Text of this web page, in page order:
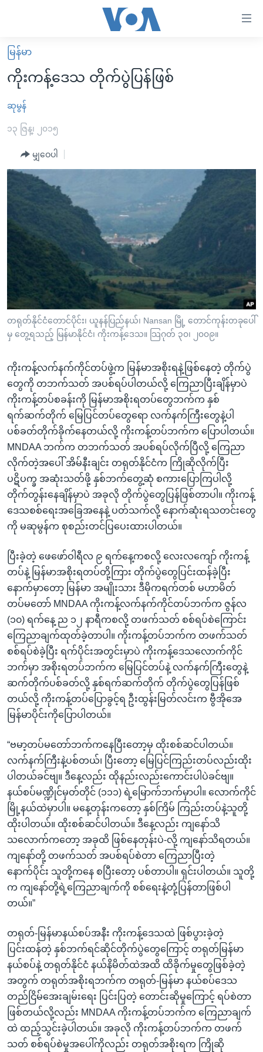
လွယ်ကူ
စေ
Link
များ
အကြောင်းအရာ
ကျော်
ကြည့်
အ
စာမျက်နှာ
ကျော်
ရှာဖွေ
နေရာ
မူလစာမျက်နှာ
မြန်မာ
ကမ္ဘာ့သတင်းများ
နိုင်ငံတကာ
တရုတ်
အစ္စရေး-ပါလက်စတိုင်း
ဗွီဒီယို
ရပ်ဝန်းတခု လမ်းတခု အလွန်
အင်္ဂလိပ်စာလေ့လာမယ်
အမေရိကန်သုံးအီဒီယံ
မကြေးမုံရဲ့ အင်္ဂလိပ်စာ
ရုပ်ရှင်ထဲက အင်္ဂလိပ်စာ
သုတပဒေသာ အင်္ဂလိပ်စာ
အပတ်စဉ်ကဏ္ဍများ
ရေဒီယို
တီဗွီ
ရေဒီယိုနှင့်ရုပ်သံ အချက်အလက်များ
ရေဒီယို/တီဗွီအစီအစဉ်
Learning English
ဗွီအိုအေ လူမှုကွန်ယက်များ
ဘာသာစကားများ
မြန်မာ
ကိုးကန့်ဒေသ တိုက်ပွဲပြန်ဖြစ်
ဆုမွန်
၁၃ ဇြန္၊ ၂၀၁၅
မျှဝေပါ
တရုတ်နိုင်ငံတောင်ပိုင်း၊ ယူနန်ပြည်နယ်၊ Nansan မြို့ တောင်ကုန်းတခုပေါ်
မှ တွေ့ရသည့် မြန်မာနိုင်ငံ၊ ကိုးကန့်ဒေသ။ သြဂုတ် ၃၀၊ ၂၀၀၉။
ကိုးကန့်လက်နက်ကိုင်တပ်ဖွဲ့က မြန်မာအစိုးရနဲ့ဖြစ်နေတဲ့ တိုက်ပွဲ
တွေကို တဘက်သတ် အပစ်ရပ်ပါတယ်လို့ ကြေညာပြီးချိန်မှာပဲ
ကိုးကန့်တပ်စခန်းကို မြန်မာအစိုးရတပ်တွေဘက်က နှစ်
ရက်ဆက်တိုက် မြေပြင်တပ်တွေရော လက်နက်ကြီးတွေနဲ့ပါ
ပစ်ခတ်တိုက်ခိုက်နေတယ်လို့ ကိုးကန့်တပ်ဘက်က ပြောပါတယ်။
MNDAA ဘက်က တဘက်သတ် အပစ်ရပ်လိုက်ပြီလို့ ကြေညာ
လိုက်တဲ့အပေါ် အိမ်နီးချင်း တရုတ်နိုင်ငံက ကြိုဆိုလိုက်ပြီး
ပဋိပက္ခ အဆုံးသတ်ဖို့ နှစ်ဘက်တွေ့ဆုံ စကားပြောကြပါလို့
တိုက်တွန်းနေချိန်မှာပဲ အခုလို တိုက်ပွဲတွေပြန်ဖြစ်တာပါ။ ကိုးကန့်
ဒေသစစ်ရေးအခြေအနေနဲ့ ပတ်သက်လို့ နောက်ဆုံးရသတင်းတွေ
ကို မဆုမွန်က စုစည်းတင်ပြပေးထားပါတယ်။
ပြီးခဲ့တဲ့ ဖေဖော်ဝါရီလ ၉ ရက်နေ့ကစလို့ လေးလကျော် ကိုးကန့်
တပ်နဲ့ မြန်မာအစိုးရတပ်တို့ကြား တိုက်ပွဲတွေပြင်းထန်ခဲ့ပြီး
နောက်မှာတော့ မြန်မာ အမျိုးသား ဒီမိုကရက်တစ် မဟာမိတ်
တပ်မတော် MNDAA ကိုးကန့်လက်နက်ကိုင်တပ်ဘက်က ဇွန်လ
(၁၀) ရက်နေ့ ည ၁၂ နာရီကစလို့ တဖက်သတ် စစ်ရပ်စဲကြောင်း
ကြေညာချက်ထုတ်ခဲ့တာပါ။ ကိုးကန့်တပ်ဘက်က တဖက်သတ်
စစ်ရပ်စဲခဲ့ပြီး ရက်ပိုင်းအတွင်းမှာပဲ ကိုးကန့်ဒေသလောက်ကိုင်
ဘက်မှာ အစိုးရတပ်ဘက်က မြေပြင်တပ်နဲ့ လက်နက်ကြီးတွေနဲ့
ဆက်တိုက်ပစ်ခတ်လို့ နှစ်ရက်ဆက်တိုက် တိုက်ပွဲတွေပြန်ဖြစ်
တယ်လို့ ကိုးကန့်တပ်ပြောခွင့်ရ ဦးထွန်းမြတ်လင်းက ဗွီအိုအေ
မြန်မာပိုင်းကိုပြောပါတယ်။
“ဗမာ့တပ်မတော်ဘက်ကနေပြီးတော့မှ ထိုးစစ်ဆင်ပါတယ်။
လက်နက်ကြီးနဲ့ပစ်တယ်၊ ပြီးတော့ မြေပြင်ကြည်းတပ်လည်းထိုး
ပါတယ်ခင်ဗျ။ ဒီနေ့လည်း ထိုနည်းလည်းကောင်းပါပဲခင်ဗျ။
နယ်စပ်မဏ္ဍိုင်မှတ်တိုင် (၁၁၁) ရဲ့မြောက်ဘက်မှာပါ။ လောက်ကိုင်
မြို့နယ်ထဲမှာပါ။ မနေ့တုန်းကတော့ နှစ်ကြိမ် ကြည်းတပ်နဲ့သူတို့
ထိုးပါတယ်။ ထိုးစစ်ဆင်ပါတယ်။ ဒီနေ့လည်း ကျနော်သိ
သလောက်ကတော့ အခုထိ ဖြစ်နေတုန်းပဲ-လို့ ကျနော်သိရတယ်။
ကျနော်တို့ တဖက်သတ် အပစ်ရပ်စဲတာ ကြေညာပြီးတဲ့
နောက်ပိုင်း သူတို့ကနေ စပြီးတော့ ပစ်တာပါ။ ရှင်းပါတယ်။ သူတို့
က ကျနော်တို့ရဲ့ကြေညာချက်ကို စစ်ရေးနဲ့တုံ့ပြန်တာဖြစ်ပါ
တယ်။”
တရုတ်-မြန်မာနယ်စပ်အနီး ကိုးကန့်ဒေသထဲ ဖြစ်ပွားခဲ့တဲ့
ပြင်းထန်တဲ့ နှစ်ဘက်ရင်ဆိုင်တိုက်ပွဲတွေကြောင့် တရုတ်မြန်မာ
နယ်စပ်နဲ့ တရုတ်နိုင်ငံ နယ်နိမိတ်ထဲအထိ ထိခိုက်မှုတွေဖြစ်ခဲ့တဲ့
အတွက် တရုတ်အစိုးရဘက်က တရုတ်-မြန်မာ နယ်စပ်ဒေသ
တည်ငြိမ်အေးချမ်းရေး ပြင်းပြတဲ့ တောင်းဆိုမှုကြောင့် ရပ်စဲတာ
ဖြစ်တယ်လို့လည်း MNDAA ကိုးကန့်တပ်ဘက်က ကြေညာချက်
ထဲ ထည့်သွင်းခဲ့ပါတယ်။ အခုလို ကိုးကန့်တပ်ဘက်က တဖက်
သတ် စစ်ရပ်စဲမှုအပေါ်ကိုလည်း တရုတ်အစိုးရက ကြိုဆို